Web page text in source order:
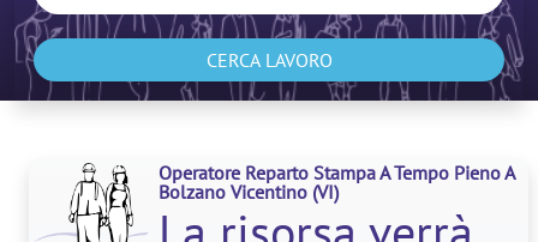
CERCA LAVORO
Operatore Reparto Stampa A Tempo Pieno A
Bolzano Vicentino (VI)